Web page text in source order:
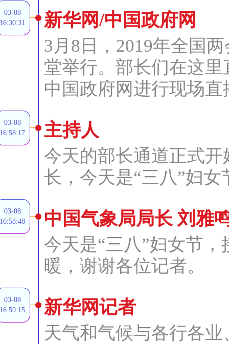
03-08
16:30:31
新华网/中国政府网
3月8日，2019年全国
堂举行。部长们在这
中国政府网进行现场直
03-08
16:58:17
主持人
今天的部长通道正式
长，今天是“三八”妇
03-08
16:58:48
中国气象局局长 刘雅
今天是“三八”妇女节
暖，谢谢各位记者。
03-08
16:59:15
新华网记者
天气和气候与各行各